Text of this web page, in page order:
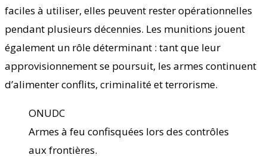
faciles à utiliser, elles peuvent rester opérationnelles
pendant plusieurs décennies. Les munitions jouent
également un rôle déterminant : tant que leur
approvisionnement se poursuit, les armes continuent
d’alimenter conflits, criminalité et terrorisme.
ONUDC
Armes à feu confisquées lors des contrôles
aux frontières.